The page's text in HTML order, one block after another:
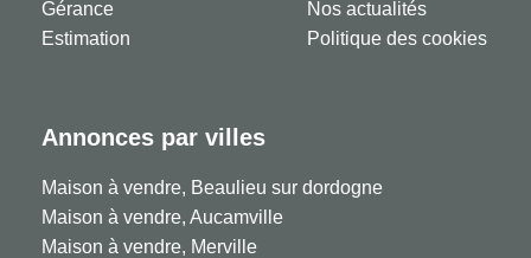
Gérance
Estimation
Nos actualités
Politique des cookies
Annonces par villes
Maison à vendre, Beaulieu sur dordogne
Maison à vendre, Aucamville
Maison à vendre, Merville